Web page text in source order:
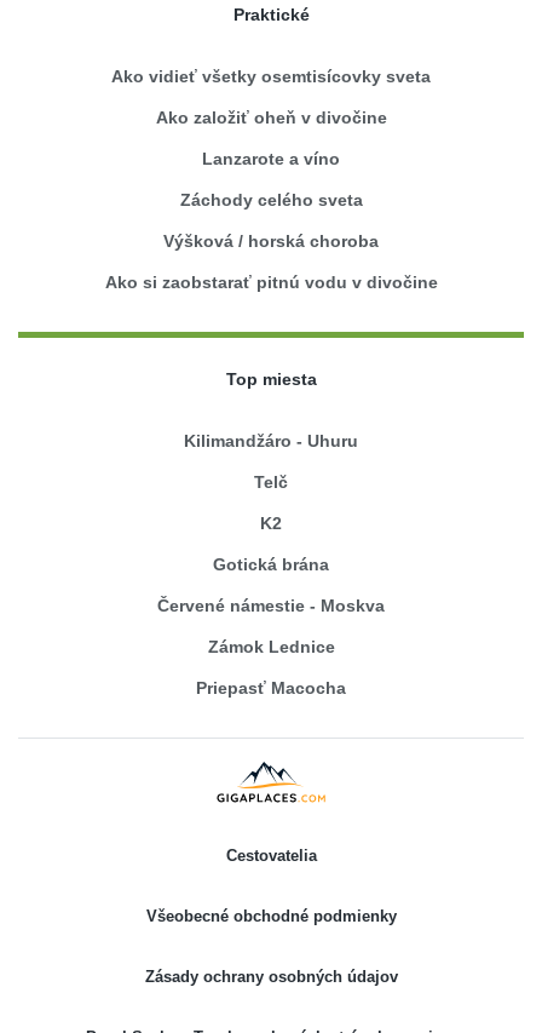
Praktické
Ako vidieť všetky osemtisícovky sveta
Ako založiť oheň v divočine
Lanzarote a víno
Záchody celého sveta
Výšková / horská choroba
Ako si zaobstarať pitnú vodu v divočine
Top miesta
Kilimandžáro - Uhuru
Telč
K2
Gotická brána
Červené námestie - Moskva
Zámok Lednice
Priepasť Macocha
Cestovatelia
Všeobecné obchodné podmienky
Zásady ochrany osobných údajov